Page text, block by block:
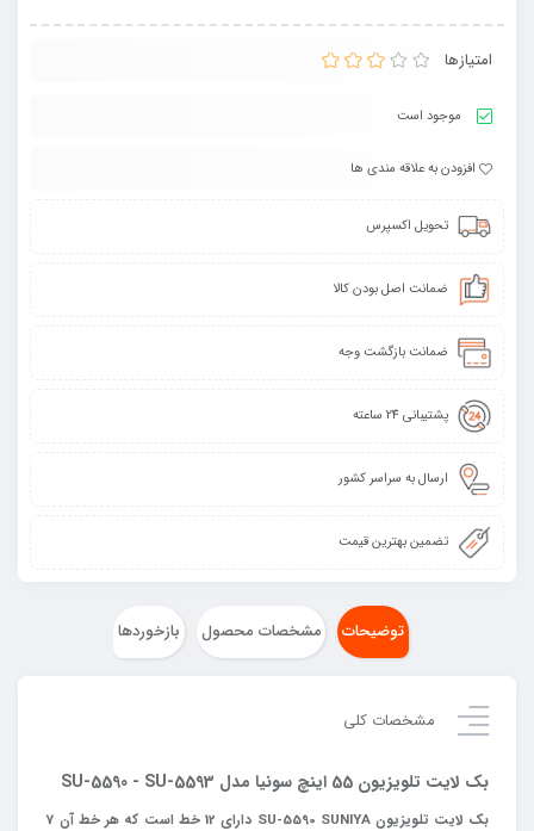
امتیازها
موجود است
افزودن به علاقه مندی ها
تحویل اکسپرس
ضمانت اصل بودن کالا
ضمانت بازگشت وجه
پشتیبانی 24 ساعته
ارسال به سراسر کشور
تضمین بهترین قیمت
توضیحات مشخصات محصول بازخوردها
مشخصات کلی
بک لایت تلویزیون 55 اینچ سونیا مدل SU-5590 - SU-5593
بک لایت تلویزیون SU-5590 SUNIYA دارای 12 خط است که هر خط آن 7